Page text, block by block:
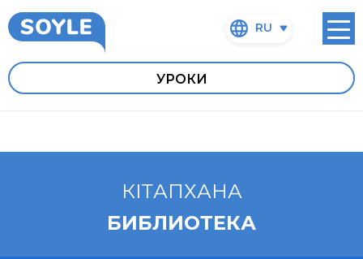
RU
УРОКИ
КIТАПХАНА
БИБЛИОТЕКА